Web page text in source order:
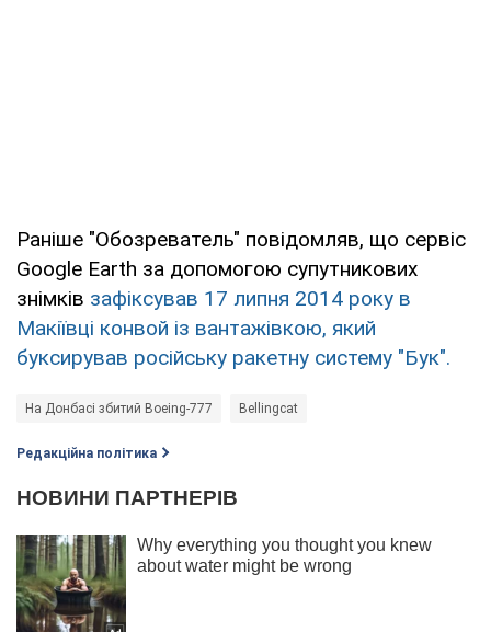
Раніше "Обозреватель" повідомляв, що сервіс
Google Earth за допомогою супутникових
знімків зафіксував 17 липня 2014 року в
Макіївці конвой із вантажівкою, який
буксирував російську ракетну систему "Бук".
На Донбасі збитий Boeing-777 Bellingcat
Редакційна політика